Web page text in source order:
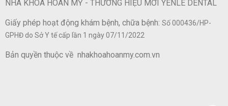
NHA KHOA HOÀN MỸ - THƯƠNG HIỆU MỚI YENLE DENTAL
Giấy phép hoạt động khám bệnh, chữa bệnh: Số 000436/HP-
GPHĐ do Sở Y tế cấp lần 1 ngày 07/11/2022
Bản quyền thuộc về nhakhoahoanmy.com.vn